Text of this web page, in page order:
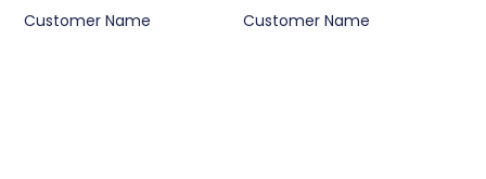
Customer Name
Customer Name